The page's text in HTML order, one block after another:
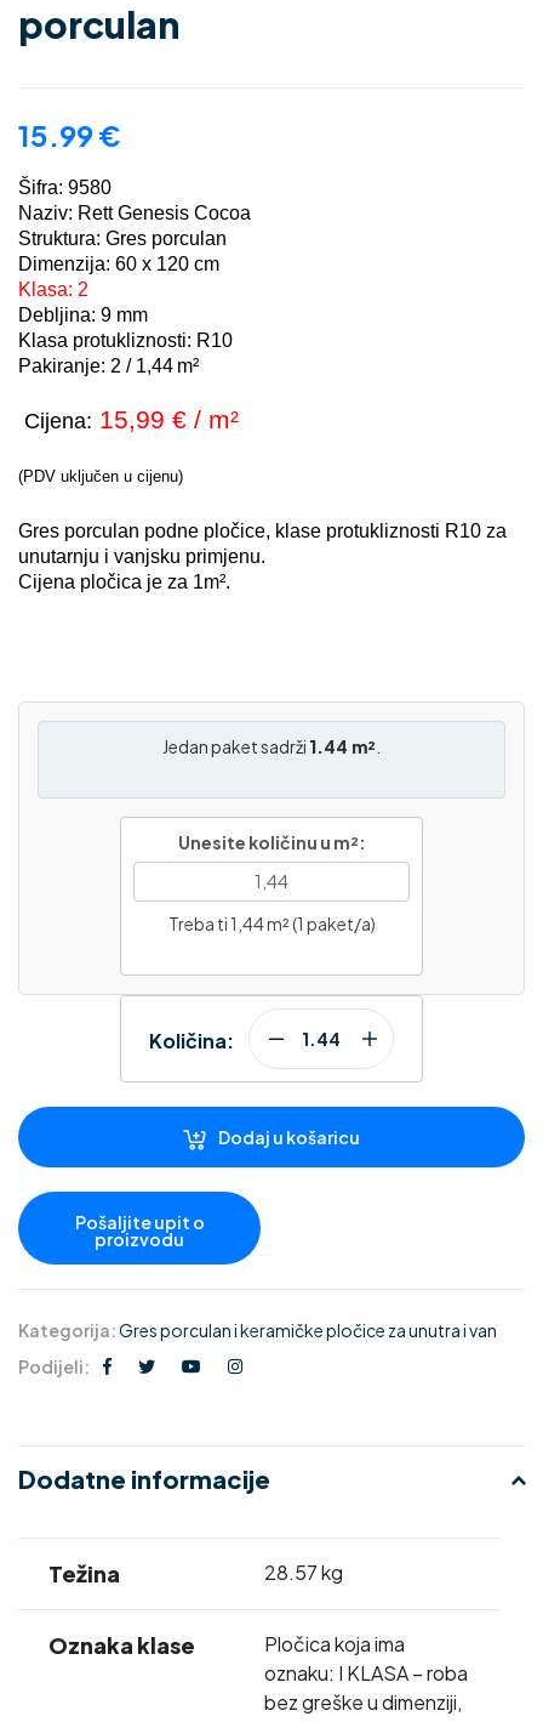
porculan
15.99€
Šifra: 9580
Naziv: Rett Genesis Cocoa
Struktura: Gres porculan
Dimenzija: 60 x 120 cm
Klasa: 2
Debljina: 9 mm
Klasa protukliznosti: R10
Pakiranje: 2 / 1,44 m²
Cijena: 15,99 € / m²
(PDV uključen u cijenu)
Gres porculan podne pločice, klase protukliznosti R10 za
unutarnju i vanjsku primjenu.
Cijena pločica je za 1m².
Jedan paket sadrži 1.44 m²
Unesite količinu u m²:
Treba ti 1,44 m² (1 paket/a)
Količina:
Dodaj u košaricu
Kategorija:Gres porculan i keramičke pločice za unutra i van
Podijeli:
Dodatne informacije
Težina 28.57 kg
Oznaka klase
Pločica koja ima
oznaku: I KLASA – roba
bez greške u dimenziji,